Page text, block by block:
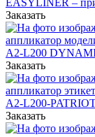
EASYLINER –
Заказать
А2-L200
Заказать
A2-L200-
Заказать